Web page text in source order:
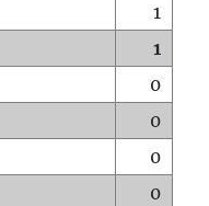
1
1
0
0
0
0